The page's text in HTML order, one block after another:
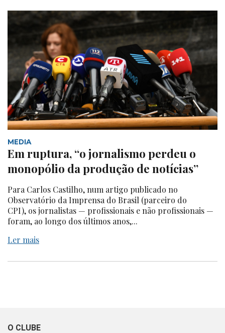
MEDIA
Em ruptura, “o jornalismo perdeu o
monopólio da produção de notícias”
Para Carlos Castilho, num artigo publicado no
Observatório da Imprensa do Brasil (parceiro do
CPI), os jornalistas — profissionais e não profissionais —
foram, ao longo dos últimos anos,...
Ler mais
O CLUBE